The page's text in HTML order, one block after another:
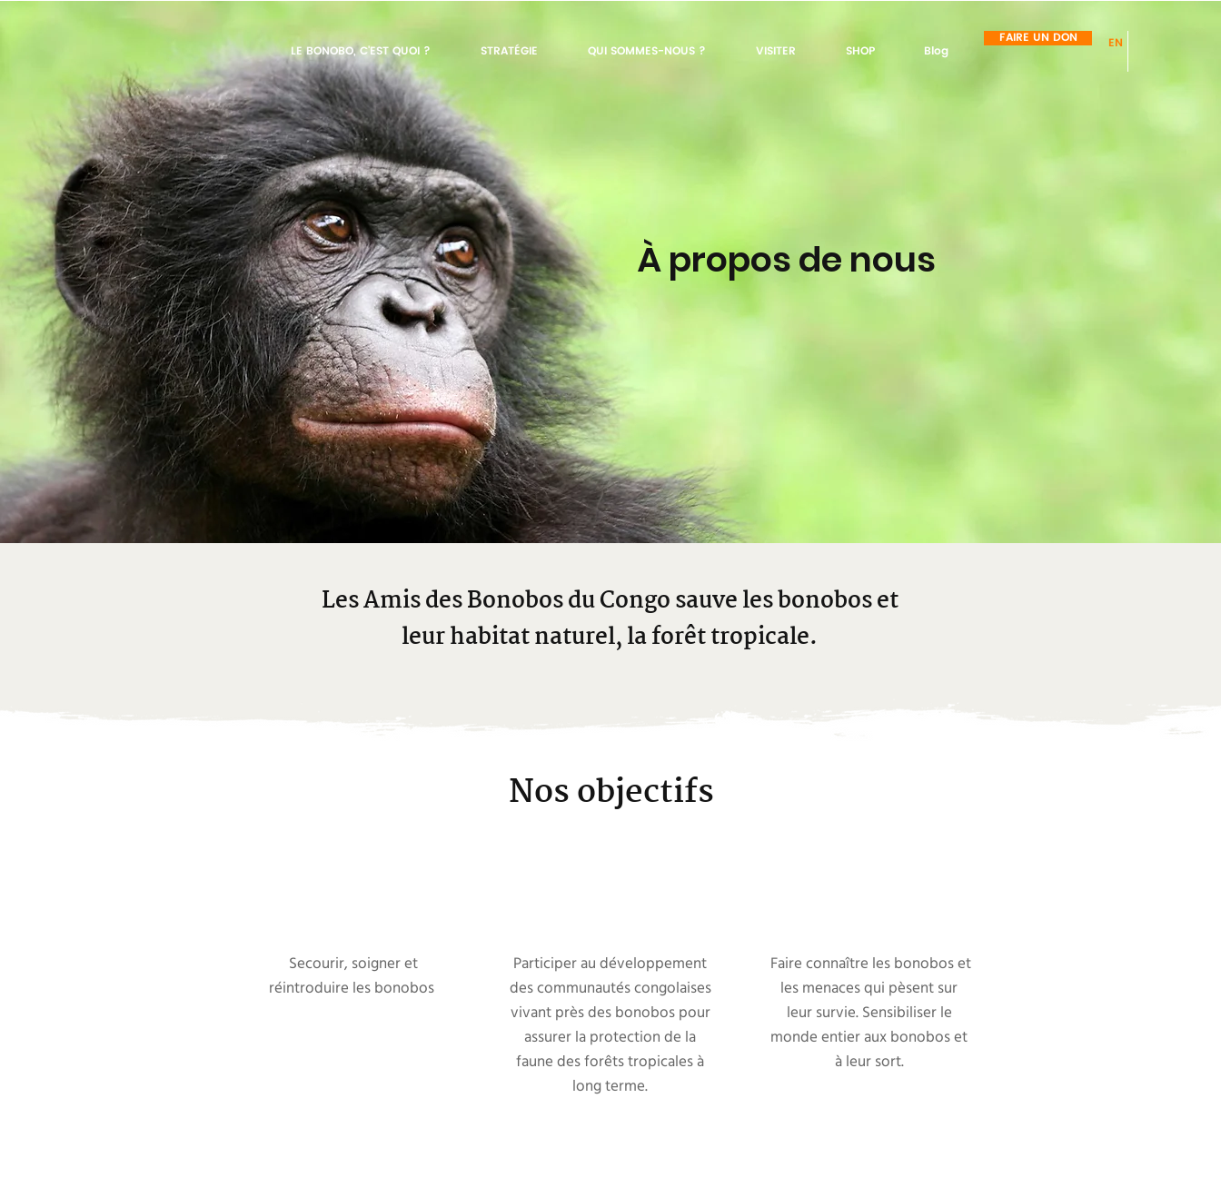
LE BONOBO, C'EST QUOI ? STRATÉGIE QUI SOMMES-NOUS ? VISITER SHOP Blog
FAIRE UN DON EN
À propos de nous
Les Amis des Bonobos du Congo sauve les bonobos et
leur habitat naturel, la forêt tropicale.
Nos objectifs
Secourir, soigner et
réintroduire les bonobos
Participer au développement
des communautés congolaises
vivant près des bonobos pour
assurer la protection de la
faune des forêts tropicales à
long terme.
Faire connaître les bonobos et
les menaces qui pèsent sur
leur survie. Sensibiliser le
monde entier aux bonobos et
à leur sort.